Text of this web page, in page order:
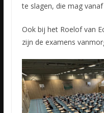
te slagen, die mag
Ook bij het Roelof van
zijn de examens